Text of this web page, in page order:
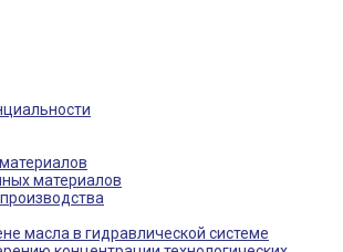
материалов
масла в гидравлической системе